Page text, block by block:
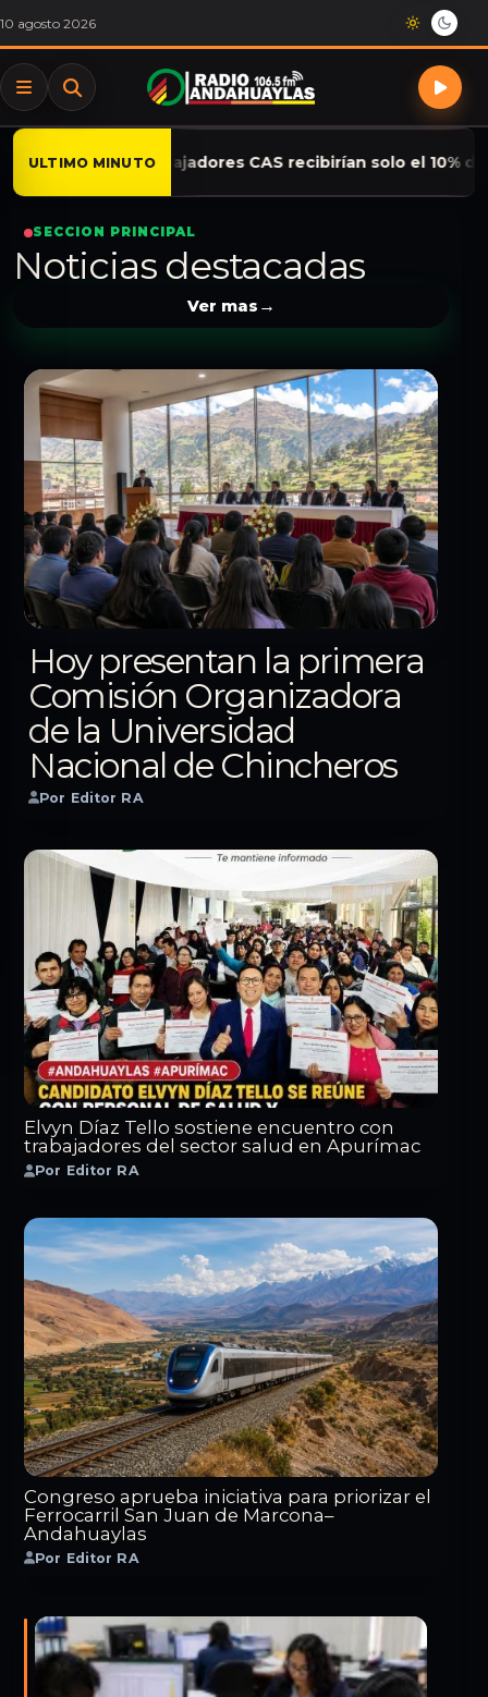
10 agosto 2026
ULTIMO MINUTO
CAS recibirían solo el 10% de gratificación y CTS
SECCION PRINCIPAL
Noticias destacadas
Ver mas
Hoy presentan la primera
Comisión Organizadora
de la Universidad
Nacional de Chincheros
Por Editor RA
Elvyn Díaz Tello sostiene encuentro con
trabajadores del sector salud en Apurímac
Por Editor RA
Congreso aprueba iniciativa para priorizar el
Ferrocarril San Juan de Marcona–
Andahuaylas
Por Editor RA